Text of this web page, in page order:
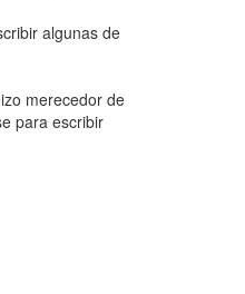
algunas de
merecedor de
para escribir